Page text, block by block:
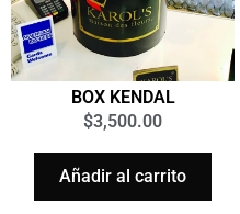
BOX KENDAL
$3,500.00
Añadir al carrito